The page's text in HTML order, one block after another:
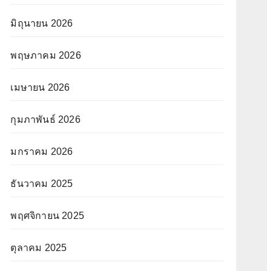
มิถุนายน 2026
พฤษภาคม 2026
เมษายน 2026
กุมภาพันธ์ 2026
มกราคม 2026
ธันวาคม 2025
พฤศจิกายน 2025
ตุลาคม 2025